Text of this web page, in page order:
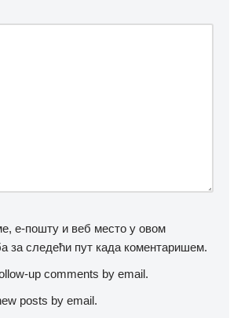
е-пошту и веб место у овом
за следећи пут када коментаришем.
up comments by email.
posts by email.